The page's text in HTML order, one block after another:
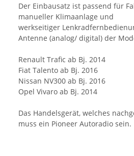
Der Einbausatz ist passend für
manueller Klimaanlage und
werkseitiger
Antenne (analog/ digital) der
Renault Trafic ab Bj. 2014
Fiat Talento ab Bj. 2016
Nissan NV300 ab Bj. 2016
Opel Vivaro ab Bj. 2014
Das Handelsgerät, welches
muss ein Pioneer Autoradio sein.